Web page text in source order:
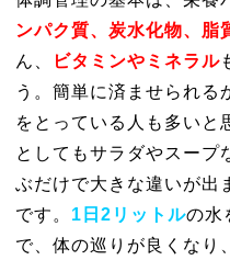
ンパク質、炭水化物、脂
ん、
ビタミンやミネラル
う。簡単に済ませられる
をとっている人も多いと
としてもサラダやスープ
ぶだけで大きな違いが出
です。 1日2リットルの水
で、体の巡りが良くなり